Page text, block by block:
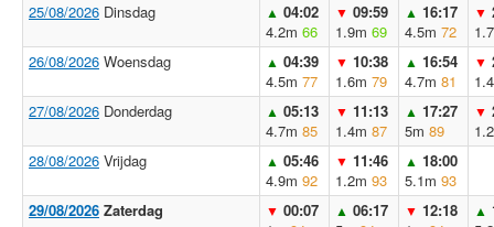
25/08/2026 Dinsdag ▲ 04:02
4.2m 66
▼ 09:59
1.9m 69
▲ 16:17
4.5m 72
▼
26/08/2026 Woensdag ▲ 04:39
4.5m 77
▼ 10:38
1.6m 79
▲ 16:54
4.7m 81
▼
27/08/2026 Donderdag ▲ 05:13
4.7m 85
▼ 11:13
1.4m 87
▲ 17:27
5m 89
▼
28/08/2026 Vrijdag ▲ 05:46
4.9m 92
▼ 11:46
1.2m 93
▲ 18:00
5.1m 93
29/08/2026 Zaterdag ▼ 00:07
▲ 06:17
▼ 12:18
▲